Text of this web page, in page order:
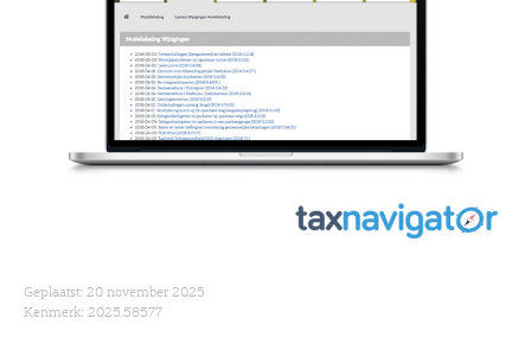
Geplaatst: 20 november 2025
Kenmerk: 2025.58577